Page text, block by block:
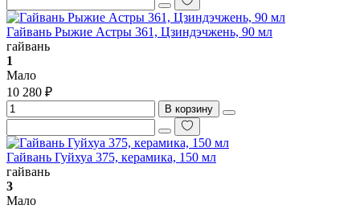
Гайвань Рыжие Астры 361, Цзиндэчжень, 90 мл
гайвань
1
Мало
10 280 ₽
В корзину
Гайвань Гуйхуа 375, керамика, 150 мл
гайвань
3
Мало